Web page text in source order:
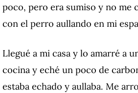
poco, pero era sumiso y no me
con el perro aullando en mi
Llegué a mi casa y lo amarré a
cocina y eché un poco de
estaba echado y aullaba. Me